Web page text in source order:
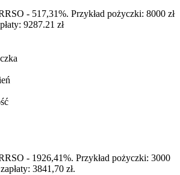
- 517,31%. Przykład pożyczki: 8000 zł
9287.21 zł
- 1926,41%. Przykład pożyczki: 3000
3841,70 zł.